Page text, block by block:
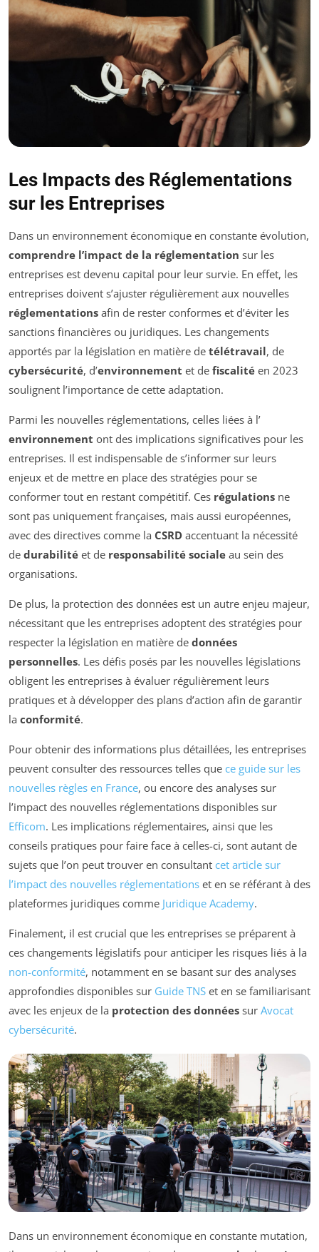
Les Impacts des Réglementations
sur les Entreprises
Dans un environnement économique en constante évolution,
comprendre l’impact de la réglementation sur les
entreprises est devenu capital pour leur survie. En effet, les
entreprises doivent s’ajuster régulièrement aux nouvelles
réglementations afin de rester conformes et d’éviter les
sanctions financières ou juridiques. Les changements
apportés par la législation en matière de télétravail, de
cybersécurité, d’environnement et de fiscalité en 2023
soulignent l’importance de cette adaptation.
Parmi les nouvelles réglementations, celles liées à l’
environnement ont des implications significatives pour les
entreprises. Il est indispensable de s’informer sur leurs
enjeux et de mettre en place des stratégies pour se
conformer tout en restant compétitif. Ces régulations ne
sont pas uniquement françaises, mais aussi européennes,
avec des directives comme la CSRD accentuant la nécessité
de durabilité et de responsabilité sociale au sein des
organisations.
De plus, la protection des données est un autre enjeu majeur,
nécessitant que les entreprises adoptent des stratégies pour
respecter la législation en matière de données
personnelles. Les défis posés par les nouvelles législations
obligent les entreprises à évaluer régulièrement leurs
pratiques et à développer des plans d’action afin de garantir
la conformité.
Pour obtenir des informations plus détaillées, les entreprises
peuvent consulter des ressources telles que ce guide sur les
nouvelles règles en France, ou encore des analyses sur
l’impact des nouvelles réglementations disponibles sur
Efficom. Les implications réglementaires, ainsi que les
conseils pratiques pour faire face à celles-ci, sont autant de
sujets que l’on peut trouver en consultant cet article sur
l’impact des nouvelles réglementations et en se référant à des
plateformes juridiques comme Juridique Academy.
Finalement, il est crucial que les entreprises se préparent à
ces changements législatifs pour anticiper les risques liés à la
non-conformité, notamment en se basant sur des analyses
approfondies disponibles sur Guide TNS et en se familiarisant
avec les enjeux de la protection des données sur Avocat
cybersécurité.
Dans un environnement économique en constante mutation,